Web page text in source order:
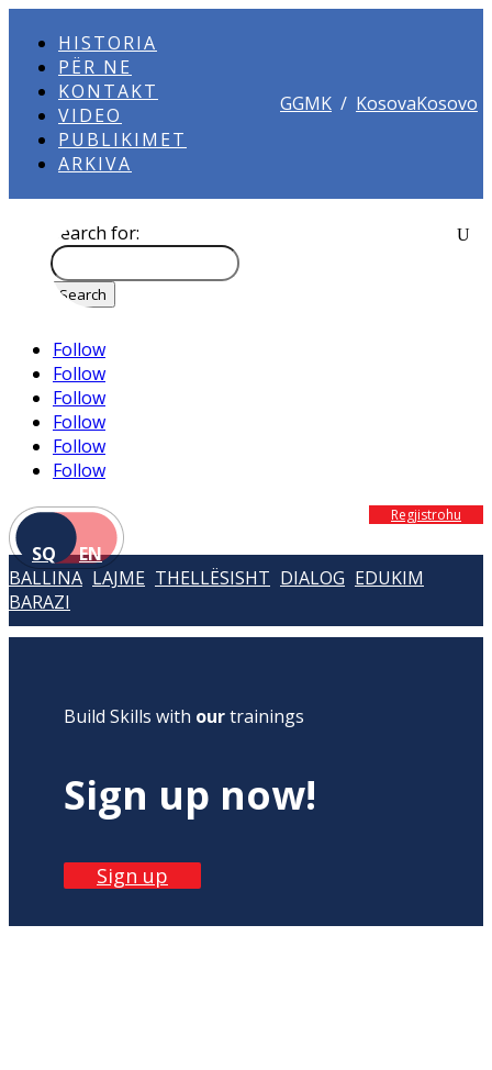
HISTORIA
PËR NE
KONTAKT
VIDEO
PUBLIKIMET
ARKIVA
GGMK / KosovaKosovo
Search for:
Follow
Follow
Follow
Follow
Follow
Follow
SQ EN
Regjistrohu
BALLINA LAJME THELLËSISHT DIALOG EDUKIM
BARAZI
Build Skills with ourtrainings
Sign up now!
Sign up